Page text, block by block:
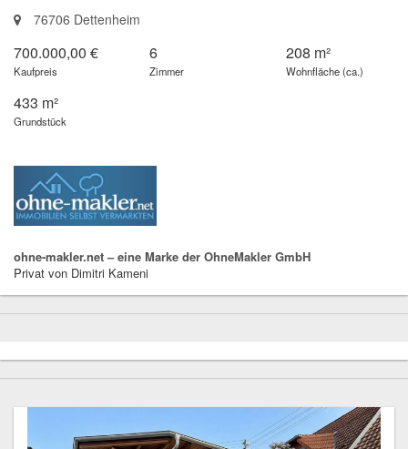
76706 Dettenheim
700.000,00 €
Kaufpreis
6
Zimmer
208 m²
Wohnfläche (ca.)
433 m²
Grundstück
ohne-makler.net – eine Marke der OhneMakler GmbH
Privat von Dimitri Kameni